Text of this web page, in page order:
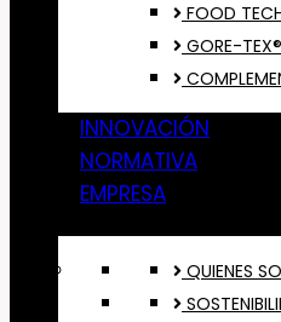
FOOD
GORE-
INNOVACIÓN
NORMATIVA
EMPRESA
QUIENES